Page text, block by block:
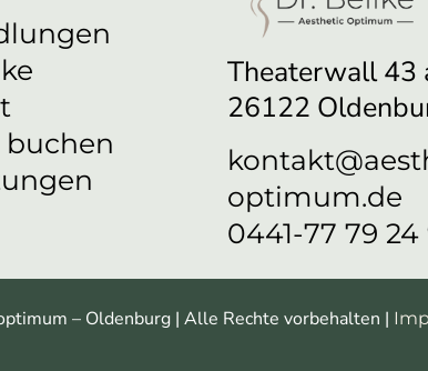
Theaterwall 43
26122
optimum.de
0441-77 79 24
– Oldenburg | Alle Rechte vorbehalten |